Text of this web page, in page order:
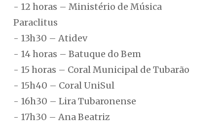
- 12 horas – Ministério de Música
Paraclitus
- 13h30 – Atidev
- 14 horas – Batuque do Bem
- 15 horas – Coral Municipal de Tubarão
- 15h40 – Coral UniSul
- 16h30 – Lira Tubaronense
- 17h30 – Ana Beatriz